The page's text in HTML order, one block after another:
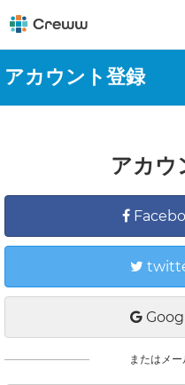
アカウント登録
アカウ
またはメ